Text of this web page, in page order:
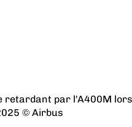
retardant par l'A400M
© Airbus